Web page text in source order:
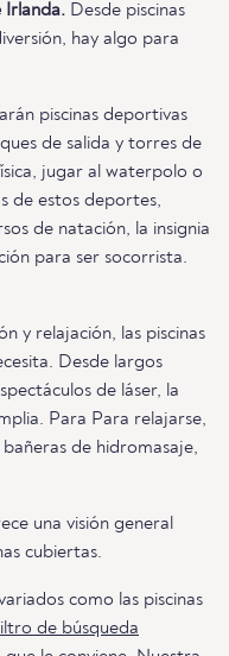
Irlanda. Desde piscinas
hay algo para
piscinas deportivas
de salida y torres de
jugar al waterpolo o
de estos deportes,
de natación, la insignia
para ser socorrista.
y relajación, las piscinas
Desde largos
de láser, la
Para Para relajarse,
de hidromasaje,
una visión general
cubiertas.
como las piscinas
de búsqueda